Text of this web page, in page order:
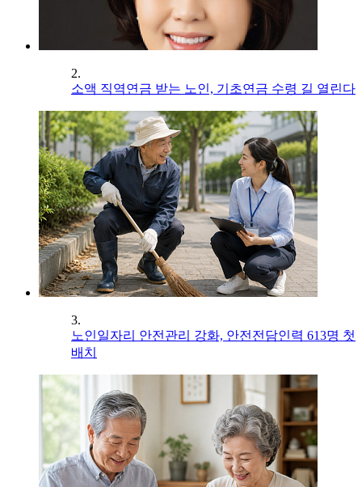
2.
소액 직역연금 받는 노인, 기초연금 수령 길 열린다
3.
노인일자리 안전관리 강화, 안전전담인력 613명 첫
배치